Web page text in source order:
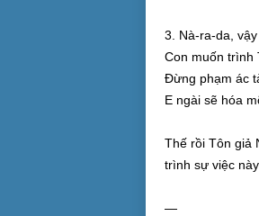
3. Nà-ra-da,
Con muốn trình
Ðừng phạm ác
E ngài sẽ hóa
Thế rồi Tôn giả
trình sự việc
—